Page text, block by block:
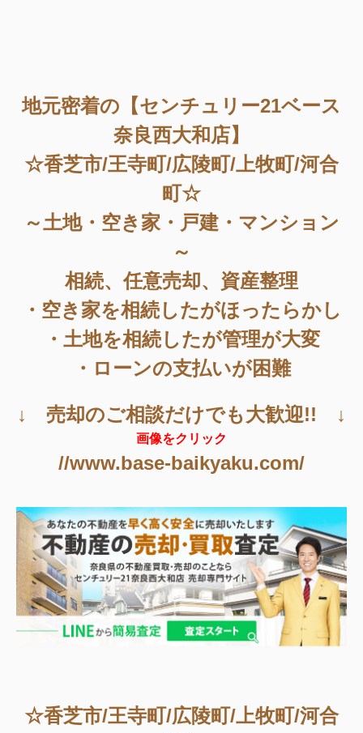
地元密着の【センチュリー21ベース
奈良西大和店】
☆香芝市/王寺町/広陵町/上牧町/河合
町☆
～土地・空き家・戸建・マンション
～
相続、任意売却、資産整理
・空き家を相続したがほったらかし
・土地を相続したが管理が大変
・ローンの支払いが困難
↓ 売却のご相談だけでも大歓迎!! ↓
画像をクリック
//www.base-baikyaku.com/
☆香芝市/王寺町/広陵町/上牧町/河合